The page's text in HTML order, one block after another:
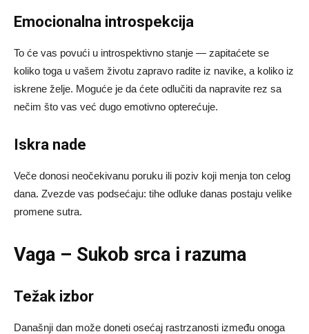
Emocionalna introspekcija
To će vas povući u introspektivno stanje — zapitaćete se
koliko toga u vašem životu zapravo radite iz navike, a koliko iz
iskrene želje. Moguće je da ćete odlučiti da napravite rez sa
nečim što vas već dugo emotivno opterećuje.
Iskra nade
Veče donosi neočekivanu poruku ili poziv koji menja ton celog
dana. Zvezde vas podsećaju: tihe odluke danas postaju velike
promene sutra.
Vaga – Sukob srca i razuma
Težak izbor
Današnji dan može doneti osećaj rastrzanosti između onoga